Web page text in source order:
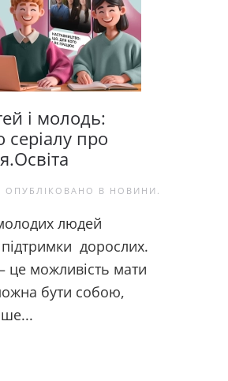
і молодь:
серіалу про
ОПУБЛІКОВАНО В НОВИНИ .
молодих людей
дорослих.
це можливість мати
бути собою,